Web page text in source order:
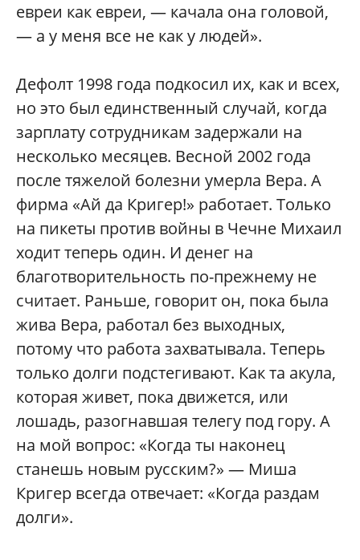
евреи как евреи, — качала она головой,
— а у меня все не как у людей»‎.
Дефолт 1998 года подкосил их, как и всех,
но это был единственный случай, когда
зарплату сотрудникам задержали на
несколько месяцев. Весной 2002 года
после тяжелой болезни умерла Вера. А
фирма «Ай да Кригер!»‎ работает. Только
на пикеты против войны в Чечне Михаил
ходит теперь один. И денег на
благотворительность по-прежнему не
считает. Раньше, говорит он, пока была
жива Вера, работал без выходных,
потому что работа захватывала. Теперь
только долги подстегивают. Как та акула,
которая живет, пока движется, или
лошадь, разогнавшая телегу под гору. А
на мой вопрос: «Когда ты наконец
станешь новым русским?»‎ — Миша
Кригер всегда отвечает: «Когда раздам
долги»‎.